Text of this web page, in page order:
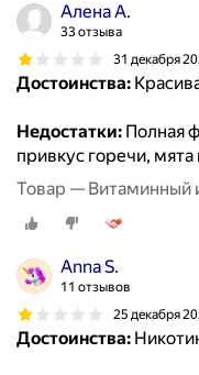
Алена А.
33 отзыва
31 декабря
Достоинства:
Недостатки: Полная
привкус горечи,
Товар — Витаминный
Anna S.
11 отзывов
25 декабря
Достоинства: